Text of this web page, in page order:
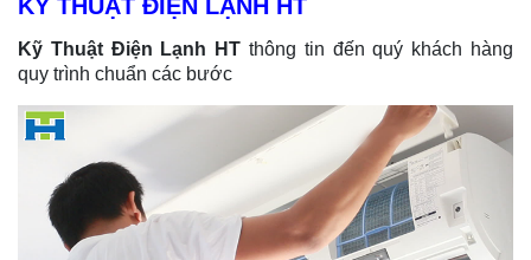
KỸ THUẬT ĐIỆN LẠNH HT
Kỹ Thuật Điện Lạnh HT thông tin đến quý khách hàng
quy trình chuẩn các bước